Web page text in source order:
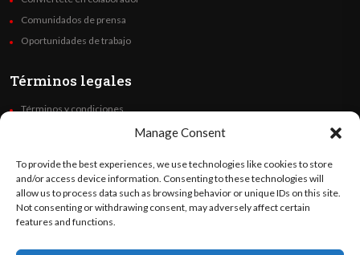
Manage Consent
To provide the best experiences, we use technologies like cookies to store
and/or access device information. Consenting to these technologies will
allow us to process data such as browsing behavior or unique IDs on this site.
Not consenting or withdrawing consent, may adversely affect certain
features and functions.
Comunidados de prensa
Oportunidades de trabajo
Términos legales
Términos y condiciones
Code of Ethics
Síguenos